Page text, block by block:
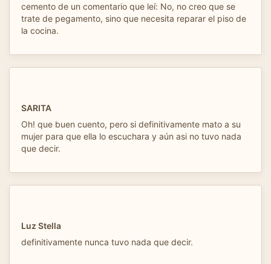
cemento de un comentario que leí: No, no creo que se
trate de pegamento, sino que necesita reparar el piso de
la cocina.
SARITA
Oh! que buen cuento, pero si definitivamente mato a su
mujer para que ella lo escuchara y aún asi no tuvo nada
que decir.
Luz Stella
definitivamente nunca tuvo nada que decir.